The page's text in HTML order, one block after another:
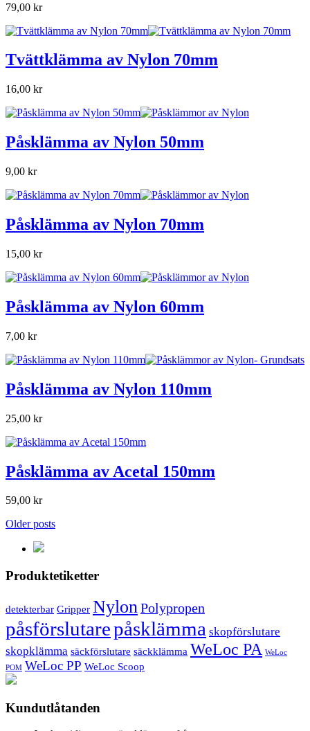
79,00 kr
Tvättklämma av Nylon 70mm
16,00 kr
Påsklämma av Nylon 50mm
9,00 kr
Påsklämma av Nylon 70mm
15,00 kr
Påsklämma av Nylon 60mm
7,00 kr
Påsklämma av Nylon 110mm
25,00 kr
Påsklämma av Acetal 150mm
59,00 kr
Older posts
Produktetiketter
detekterbar Gripper NylonPolypropen
påsförslutarepåsklämma skopförslutare
skopklämma säckförslutare säckklämma WeLoc PA WeLoc
POM WeLoc PP WeLoc Scoop
Kundutlåtanden